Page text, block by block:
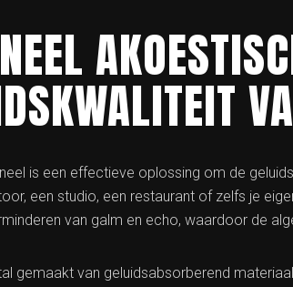
is een effectieve oplossing om de
een studio, een restaurant of zelfs je
van galm en echo, waardoor de
gemaakt van geluidsabsorberend